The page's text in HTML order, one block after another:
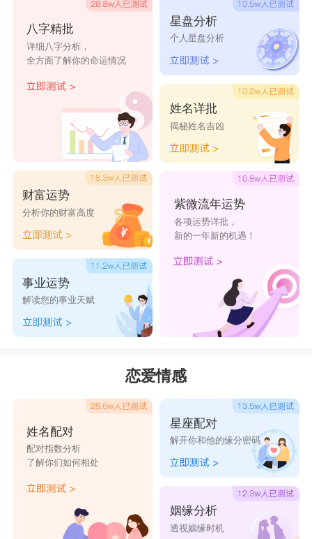
来，方能找出两人最好的相处模式。此外，处女们
绝对不要认为水瓶们没了自己就不行，在爱情与压
力上，水瓶们绝对会因为惧怕后者而一同抛弃前
者，所以，处女们不管对她们爱得有多深，也不要
尝试把她们牢牢握住手心，感情抓得越紧只会漏得
星座乐原创文章，转载需注明出处
八字精批
详细八字分析，
全方面了解你的命运情况
财富运势
分析你的财富高度
事业运势
解读您的事业天赋
星盘分析
个人星盘分析
姓名详批
揭秘姓名吉凶
紫微流年运势
各项运势详批，
新的一年新的机遇！
恋爱情感
姓名配对
配对指数分析
了解你们如何相处
星座配对
解开你和他的缘分密码
姻缘分析
透视姻缘时机